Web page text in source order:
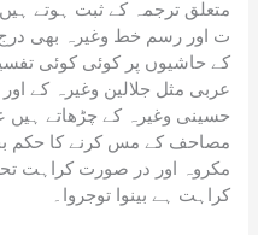
sl
at
e
متعلق ترجمہ کے ثبت ہوتے
ت اور رسم خط وغیرہ بھی
کے حاشیوں پر کوئی کوئی
عربی مثل جلالین وغیرہ کے
حسینی وغیرہ کے چڑھاتے
مصاحف کے مس کرنے کا حکم
مکروہ اور در صورت کراہت
کراہت ہے بینوا توجروا۔